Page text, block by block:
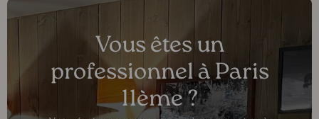
Vous êtes un
professionnel à Paris
11ème ?